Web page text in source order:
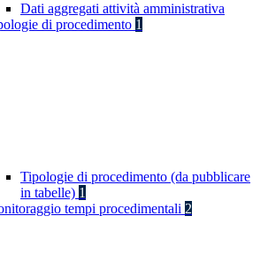
Dati aggregati attività amministrativa
di procedimento 1
Tipologie di procedimento (da pubblicare
in tabelle) 1
tempi procedimentali 2